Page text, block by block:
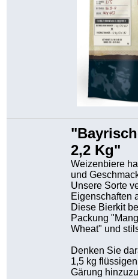
2,2 Kg"
Weizenbiere
und
Unsere Sorte
Eigenschaften
Diese Bierkit
Packung
Wheat" und
Denken Sie
1,5 kg
Gärung